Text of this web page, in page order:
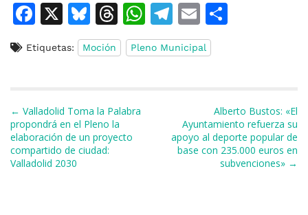
F
c
b
o
o
k
X
Bl
u
e
k
y
T
h
re
d
s
W
h
at
T
el
e
m
E
m
ai
ar
ti
r
Etiquetas: Moción Pleno Municipal
Navegación de entradas
← Valladolid Toma la Palabra
propondrá en el Pleno la
elaboración de un proyecto
compartido de ciudad:
Valladolid 2030
Alberto Bustos: «El
Ayuntamiento refuerza su
apoyo al deporte popular de
base con 235.000 euros en
subvenciones» →